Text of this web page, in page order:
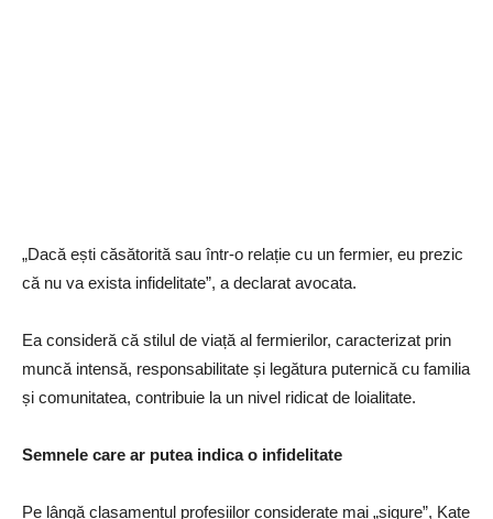
„Dacă ești căsătorită sau într-o relație cu un fermier, eu prezic
că nu va exista infidelitate”, a declarat avocata.
Ea consideră că stilul de viață al fermierilor, caracterizat prin
muncă intensă, responsabilitate și legătura puternică cu familia
și comunitatea, contribuie la un nivel ridicat de loialitate.
Semnele care ar putea indica o infidelitate
Pe lângă clasamentul profesiilor considerate mai „sigure”, Kate